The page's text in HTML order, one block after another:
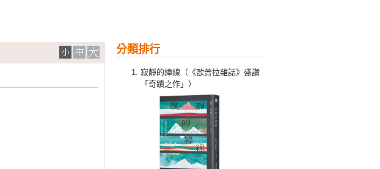
分類排行
寂靜的緯線（《歐普拉雜誌》盛讚
「奇蹟之作」）